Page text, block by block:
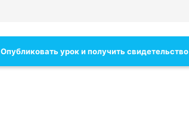
Опубликовать урок и получить свидетельство